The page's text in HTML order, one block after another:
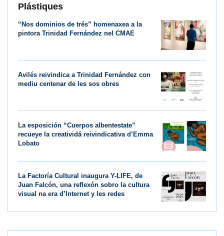
Plástiques
“Nos dominios de trés” homenaxea a la
pintora Trinidad Fernández nel CMAE
Avilés reivindica a Trinidad Fernández con
mediu centenar de les sos obres
La esposición “Cuerpos albentestate”
recueye la creatividá reivindicativa d’Emma
Lobato
La Factoría Cultural inaugura Y-LIFE, de
Juan Falcón, una reflexón sobro la cultura
visual na era d’Internet y les redes